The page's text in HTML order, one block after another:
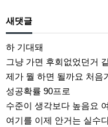
새댓글
하 기대돼
그냥 가면 후회없었던거
제가 뭘 하면 될까요 처음
성공확률 90프로
수준이 생각보다 높음요
여기를 이제 안거는 실수